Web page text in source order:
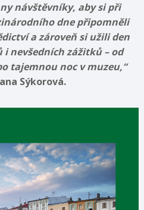
návštěvníky, aby si při
dne připomněli
a zároveň si užili den
nevšedních zážitků – od
tajemnou noc v muzeu,“
Sýkorová.